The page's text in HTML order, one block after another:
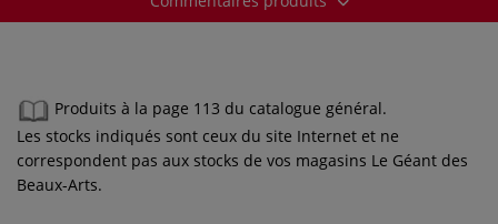
Produits à la page 113 du catalogue général.
Les stocks indiqués sont ceux du site Internet et ne
correspondent pas aux stocks de vos magasins Le Géant des
Beaux-Arts.